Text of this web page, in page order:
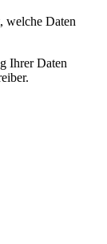
welche Daten
Ihrer Daten